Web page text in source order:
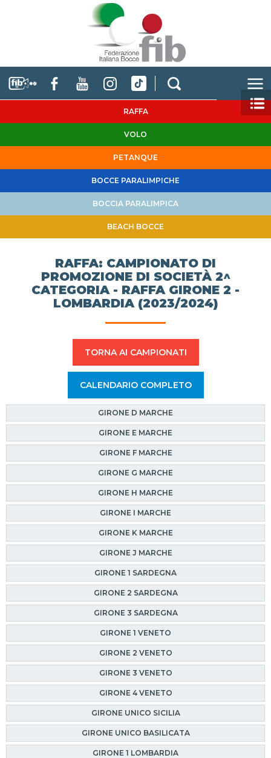
RAFFA
VOLO
PETANQUE
BOCCE PARALIMPICHE
BOCCIA PARALIMPICA
BEACH BOCCE
RAFFA: CAMPIONATO DI
PROMOZIONE DI SOCIETÀ 2^
CATEGORIA - RAFFA GIRONE 2 -
LOMBARDIA (2023/2024)
TORNA AI CAMPIONATI
CALENDARIO COMPLETO
GIRONE D MARCHE
GIRONE E MARCHE
GIRONE F MARCHE
GIRONE G MARCHE
GIRONE H MARCHE
GIRONE I MARCHE
GIRONE K MARCHE
GIRONE J MARCHE
GIRONE 1 SARDEGNA
GIRONE 2 SARDEGNA
GIRONE 3 SARDEGNA
GIRONE 1 VENETO
GIRONE 2 VENETO
GIRONE 3 VENETO
GIRONE 4 VENETO
GIRONE UNICO SICILIA
GIRONE UNICO BASILICATA
GIRONE 1 LOMBARDIA